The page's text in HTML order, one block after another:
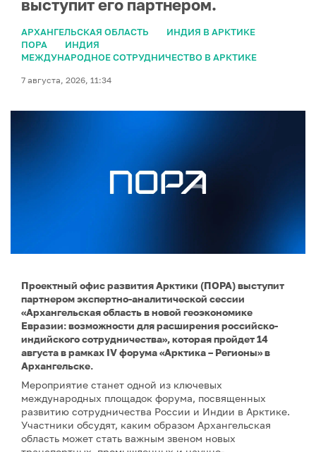
выступит его партнером.
АРХАНГЕЛЬСКАЯ ОБЛАСТЬ
ИНДИЯ В АРКТИКЕ
ПОРА
ИНДИЯ
МЕЖДУНАРОДНОЕ СОТРУДНИЧЕСТВО В АРКТИКЕ
7 августа, 2026, 11:34
Проектный офис развития Арктики (ПОРА) выступит
партнером экспертно-аналитической сессии
«Архангельская область в новой геоэкономике
Евразии: возможности для расширения российско-
индийского сотрудничества», которая пройдет 14
августа в рамках IV форума «Арктика – Регионы» в
Архангельске.
Мероприятие станет одной из ключевых
международных площадок форума, посвященных
развитию сотрудничества России и Индии в Арктике.
Участники обсудят, каким образом Архангельская
область может стать важным звеном новых